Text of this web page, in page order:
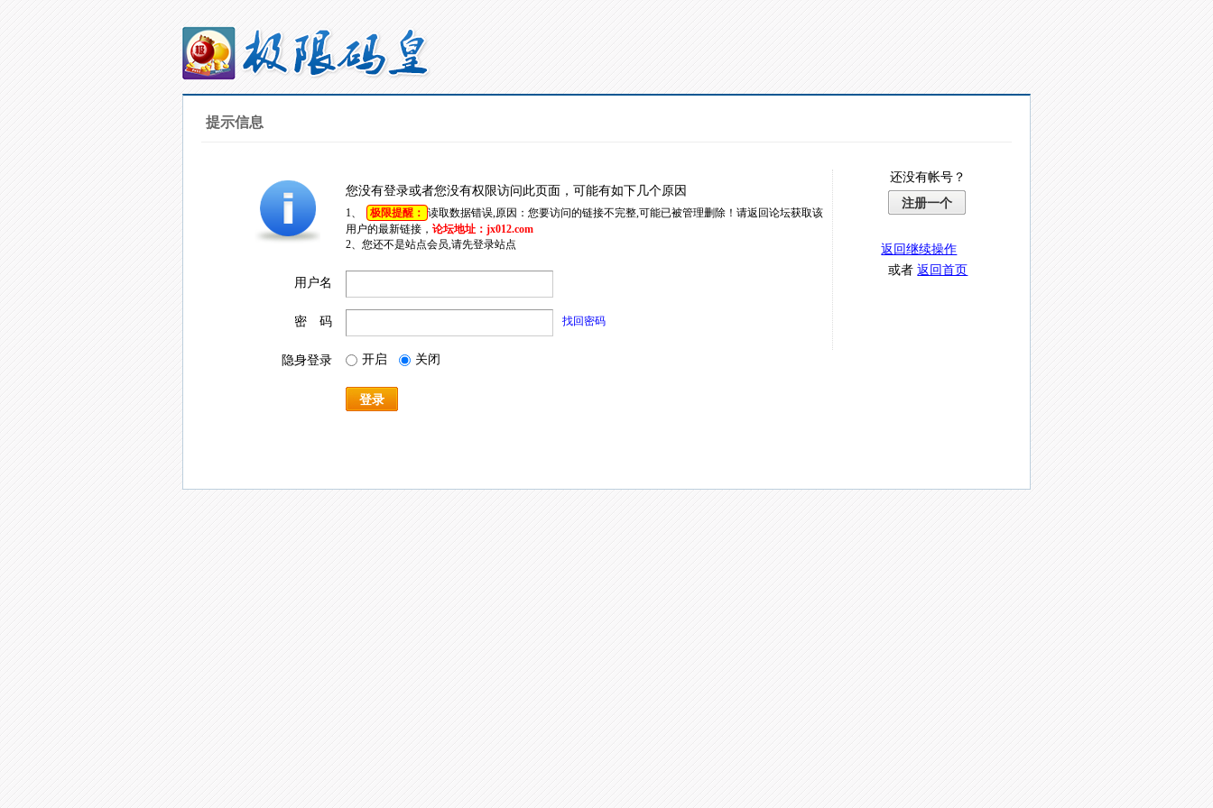
提示信息
您没有登录或者您没有权限访问此页面，可能有如下几个原因
1、 极限提醒： 读取数据错误,原因：您要访问的链接不完整,可能已被管理删除！请返回论坛获取该
用户的最新链接， 论坛地址：jx012.com
2、您还不是站点会员,请先登录站点
用户名
密 码 找回密码
隐身登录 开启 关闭
登录
还没有帐号？
注册一个
返回继续操作
或者返回首页